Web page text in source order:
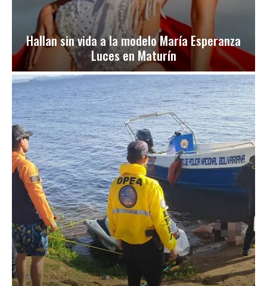
Hallan sin vida a la modelo María Esperanza
Luces en Maturín